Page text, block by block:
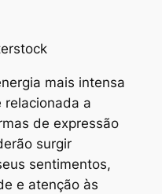
mais intensa
relacionada a
de expressão
surgir
sentimentos,
e atenção às